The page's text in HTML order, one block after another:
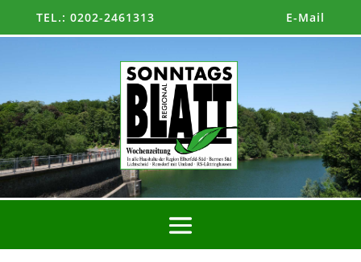
TEL.: 0202-2461313 E-Mail